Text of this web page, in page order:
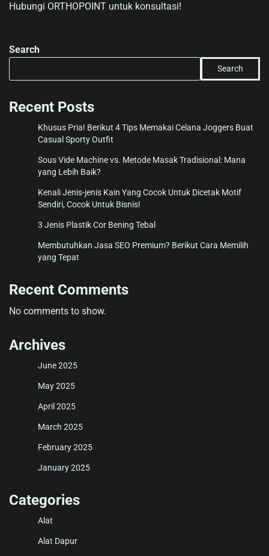
Hubungi ORTHOPOINT untuk konsultasi!
Search
Search
Recent Posts
Khusus Pria! Berikut 4 Tips Memakai Celana Joggers Buat
Casual Sporty Outfit
Sous Vide Machine vs. Metode Masak Tradisional: Mana
yang Lebih Baik?
Kenali Jenis-jenis Kain Yang Cocok Untuk Dicetak Motif
Sendiri, Cocok Untuk Bisnis!
3 Jenis Plastik Cor Bening Tebal
Membutuhkan Jasa SEO Premium? Berikut Cara Memilih
yang Tepat
Recent Comments
No comments to show.
Archives
June 2025
May 2025
April 2025
March 2025
February 2025
January 2025
Categories
Alat
Alat Dapur